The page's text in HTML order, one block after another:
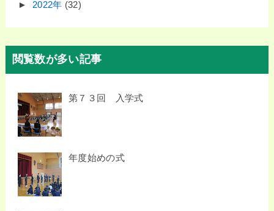
► 2022年 (32)
閲覧数が多い記事
第７３回 入学式
年度始めの式